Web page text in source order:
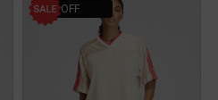
10% OFF